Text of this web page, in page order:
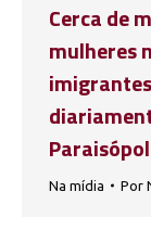
Cerca de
mulheres
Na mídia Por